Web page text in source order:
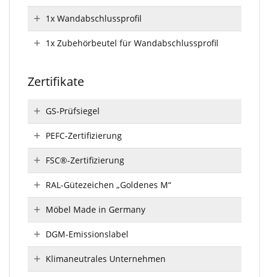
1x Wandabschlussprofil
1x Zubehörbeutel für Wandabschlussprofil
Zertifikate
GS-Prüfsiegel
PEFC-Zertifizierung
FSC®-Zertifizierung
RAL-Gütezeichen „Goldenes M“
Möbel Made in Germany
DGM-Emissionslabel
Klimaneutrales Unternehmen